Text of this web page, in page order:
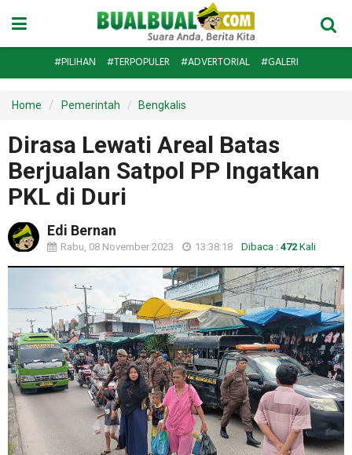
#PILIHAN #TERPOPULER #ADVERTORIAL #GALERI
Home Pemerintah Bengkalis
Dirasa Lewati Areal Batas
Berjualan Satpol PP Ingatkan
PKL di Duri
Edi Bernan
Rabu, 08 November 2023 13:38:18 Dibaca : 472 Kali